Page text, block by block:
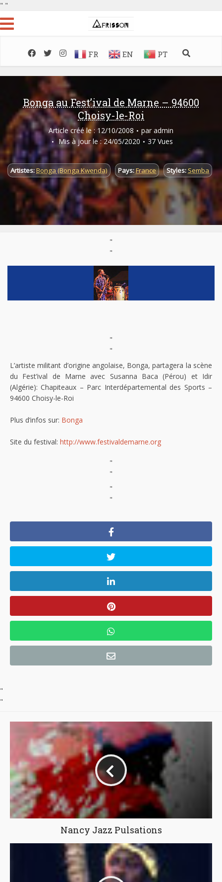
" "
FR EN PT
Bonga au Fest’ival de Marne – 94600
Choisy-le-Roi
Article créé le : 12/10/2008 par admin
Mis à jour le : 24/05/2020
37 Vues
Artistes:Bonga (Bonga Kwenda) Pays:France Styles: Semba
"
"
"
"
L’artiste militant d’origine angolaise, Bonga, partagera la scène
du Fest’ival de Marne avec Susanna Baca (Pérou) et Idir
(Algérie): Chapiteaux – Parc Interdépartemental des Sports –
94600 Choisy-le-Roi
Plus d’infos sur: Bonga
Site du festival: http://www.festivaldemarne.org
"
"
"
"
"
"
Nancy Jazz Pulsations